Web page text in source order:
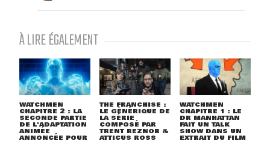
À LIRE ÉGALEMENT
WATCHMEN
CHAPITRE 2 : LA
SECONDE PARTIE
DE L'ADAPTATION
ANIMÉE
ANNONCÉE POUR
THE FRANCHISE :
LE GÉNÉRIQUE DE
LA SÉRIE
COMPOSÉ PAR
TRENT REZNOR &
ATTICUS ROSS
WATCHMEN
CHAPITRE 1 : LE
DR MANHATTAN
FAIT UN TALK
SHOW DANS UN
EXTRAIT DU FILM